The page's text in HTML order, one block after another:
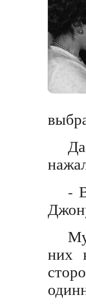
-
них